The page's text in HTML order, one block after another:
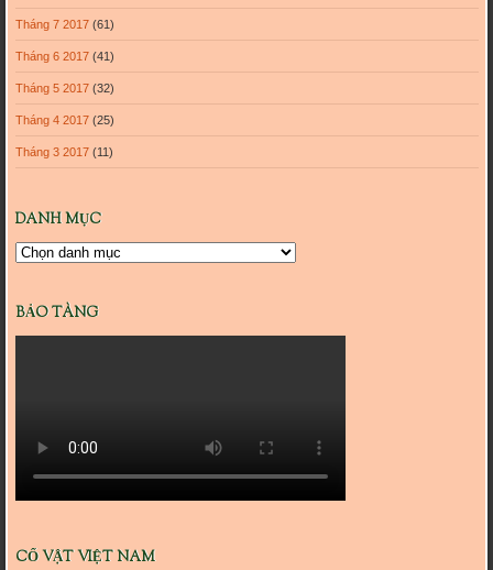
Tháng 7 2017(61)
Tháng 6 2017(41)
Tháng 5 2017(32)
Tháng 4 2017(25)
Tháng 3 2017(11)
DANH MỤC
Danh
BẢO TÀNG
CỔ VẬT VIỆT NAM